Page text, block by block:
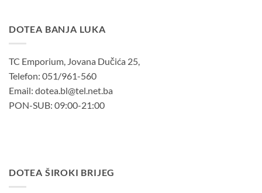
DOTEA BANJA LUKA
TC Emporium, Jovana Dučića 25,
Telefon: 051/961-560
Email: dotea.bl@tel.net.ba
PON-SUB: 09:00-21:00
DOTEA ŠIROKI BRIJEG